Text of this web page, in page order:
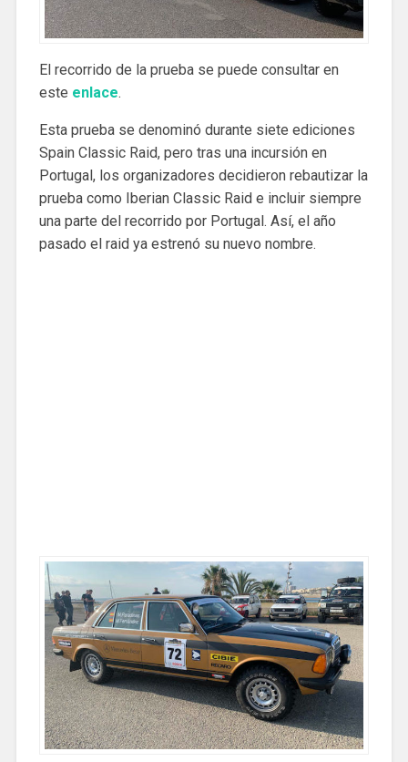
El recorrido de la prueba se puede consultar en
este enlace.
Esta prueba se denominó durante siete ediciones
Spain Classic Raid, pero tras una incursión en
Portugal, los organizadores decidieron rebautizar la
prueba como Iberian Classic Raid e incluir siempre
una parte del recorrido por Portugal. Así, el año
pasado el raid ya estrenó su nuevo nombre.